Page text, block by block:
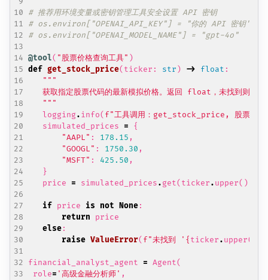
# 推荐用环境变量或密钥管理工具安全设置 API 密钥
# os.environ["OPENAI_API_KEY"] = "你的 API 密钥"
# os.environ["OPENAI_MODEL_NAME"] = "gpt-4o"
@tool( "股票价格查询工具" )
def get_stock_price( ticker : str ) -> float :
   """
logging.info( f"工具调用：get_stock_price, 股票代
simulated_prices
=
{
"AAPL" : 178.15 ,
"GOOGL" : 1750.30 ,
"MSFT" : 425.50 ,
}
price
= simulated_prices.get( ticker.upper())
if price is not None:
return
price
else:
raise ValueError( f"未找到 ' { ticker.upper()
financial_analyst_agent = Agent(
role= '高级金融分析师' ,